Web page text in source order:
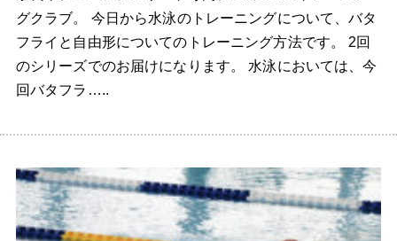
グクラブ。 今日から水泳のトレーニングについて、バタ
フライと自由形についてのトレーニング方法です。 2回
のシリーズでのお届けになります。 水泳においては、今
回バタフラ…..